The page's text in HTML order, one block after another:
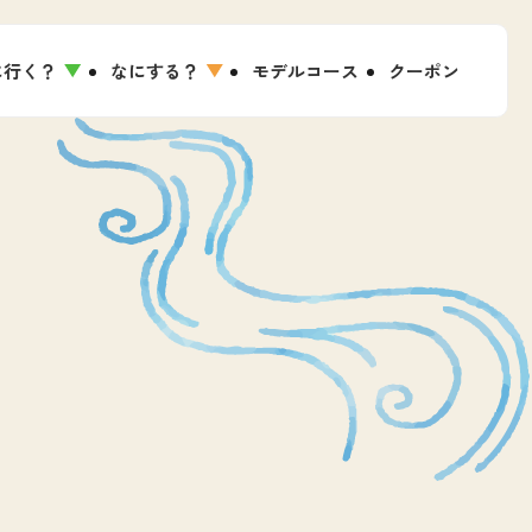
く？ なにする？ モデルコース クーポン